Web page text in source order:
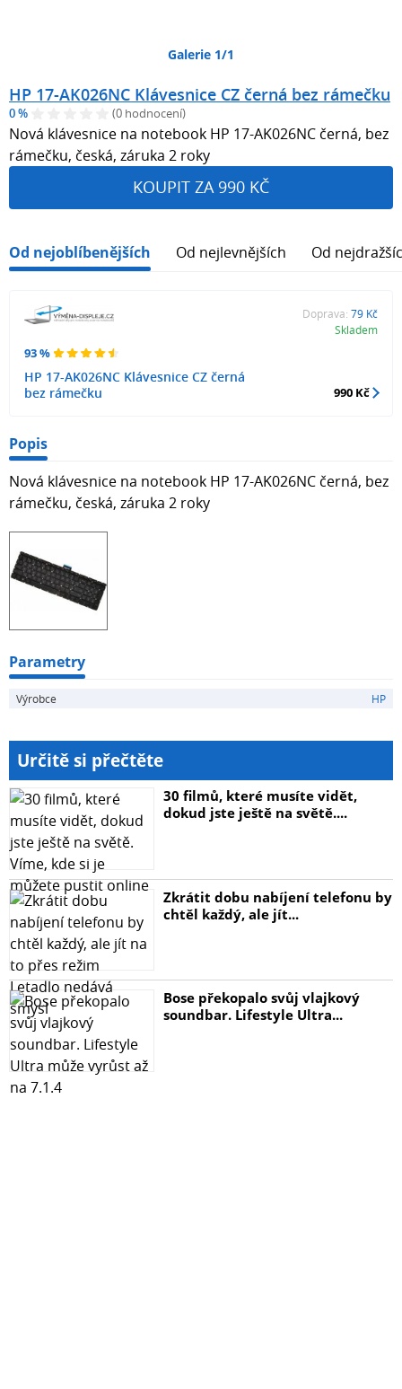
Galerie 1/1
HP 17-AK026NC Klávesnice CZ černá bez rámečku
0 % (0 hodnocení)
Nová klávesnice na notebook HP 17-AK026NC černá, bez
rámečku, česká, záruka 2 roky
KOUPIT ZA 990 KČ
Od nejoblíbenějších Od nejlevnějších Od
93 %
HP 17-AK026NC Klávesnice CZ černá
bez rámečku
Doprava: 79 Kč
Skladem
990 Kč
Popis
Nová klávesnice na notebook HP 17-AK026NC černá, bez
rámečku, česká, záruka 2 roky
Parametry
Výrobce HP
Určitě si přečtěte
30 filmů, které musíte vidět,
dokud jste ještě na světě....
Zkrátit dobu nabíjení telefonu by
chtěl každý, ale jít...
Bose překopalo svůj vlajkový
soundbar. Lifestyle Ultra...